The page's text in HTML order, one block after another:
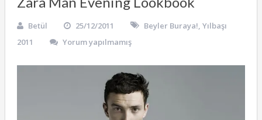
Betül 25/12/2011 Beyler Buraya!, Yılbaşı
2011
Yorum yapılmamış